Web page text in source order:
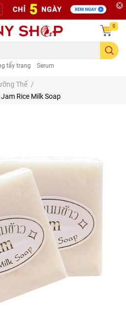
tẩy trang Serum
0
Thể /
Rice Milk Soap